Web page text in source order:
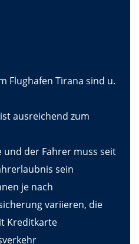
Flughafen Tirana sind u.
ausreichend zum
der Fahrer muss seit
sein
je nach
variieren, die
Kreditkarte